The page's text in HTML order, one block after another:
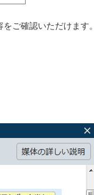
ご確認いただけます。